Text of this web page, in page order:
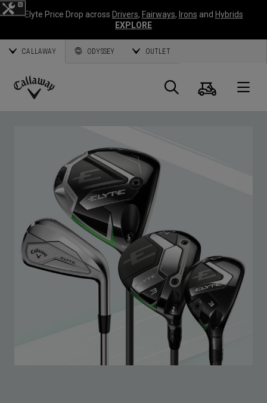
Elyte Price Drop across Drivers, Fairways, Irons and Hybrids
EXPLORE
CALLAWAY ODYSSEY OUTLET
Callaway
Panier